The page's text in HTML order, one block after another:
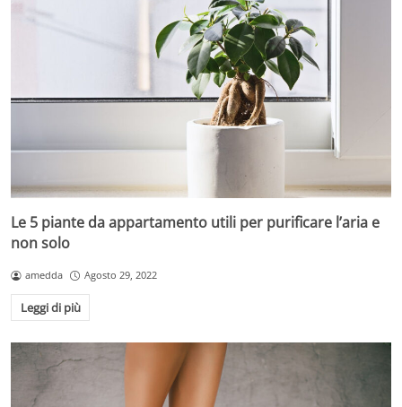
Le 5 piante da appartamento utili per purificare l’aria e
non solo
amedda Agosto 29, 2022
Leggi di più